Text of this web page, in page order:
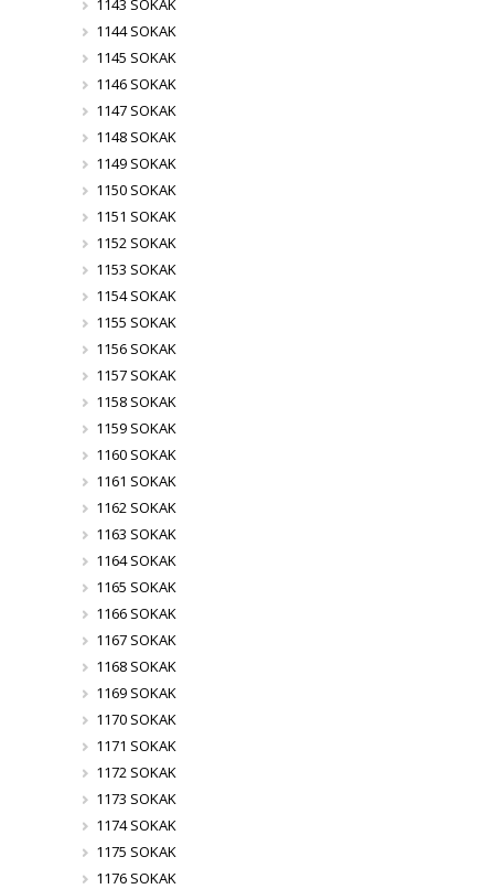
1143 SOKAK
1144 SOKAK
1145 SOKAK
1146 SOKAK
1147 SOKAK
1148 SOKAK
1149 SOKAK
1150 SOKAK
1151 SOKAK
1152 SOKAK
1153 SOKAK
1154 SOKAK
1155 SOKAK
1156 SOKAK
1157 SOKAK
1158 SOKAK
1159 SOKAK
1160 SOKAK
1161 SOKAK
1162 SOKAK
1163 SOKAK
1164 SOKAK
1165 SOKAK
1166 SOKAK
1167 SOKAK
1168 SOKAK
1169 SOKAK
1170 SOKAK
1171 SOKAK
1172 SOKAK
1173 SOKAK
1174 SOKAK
1175 SOKAK
1176 SOKAK